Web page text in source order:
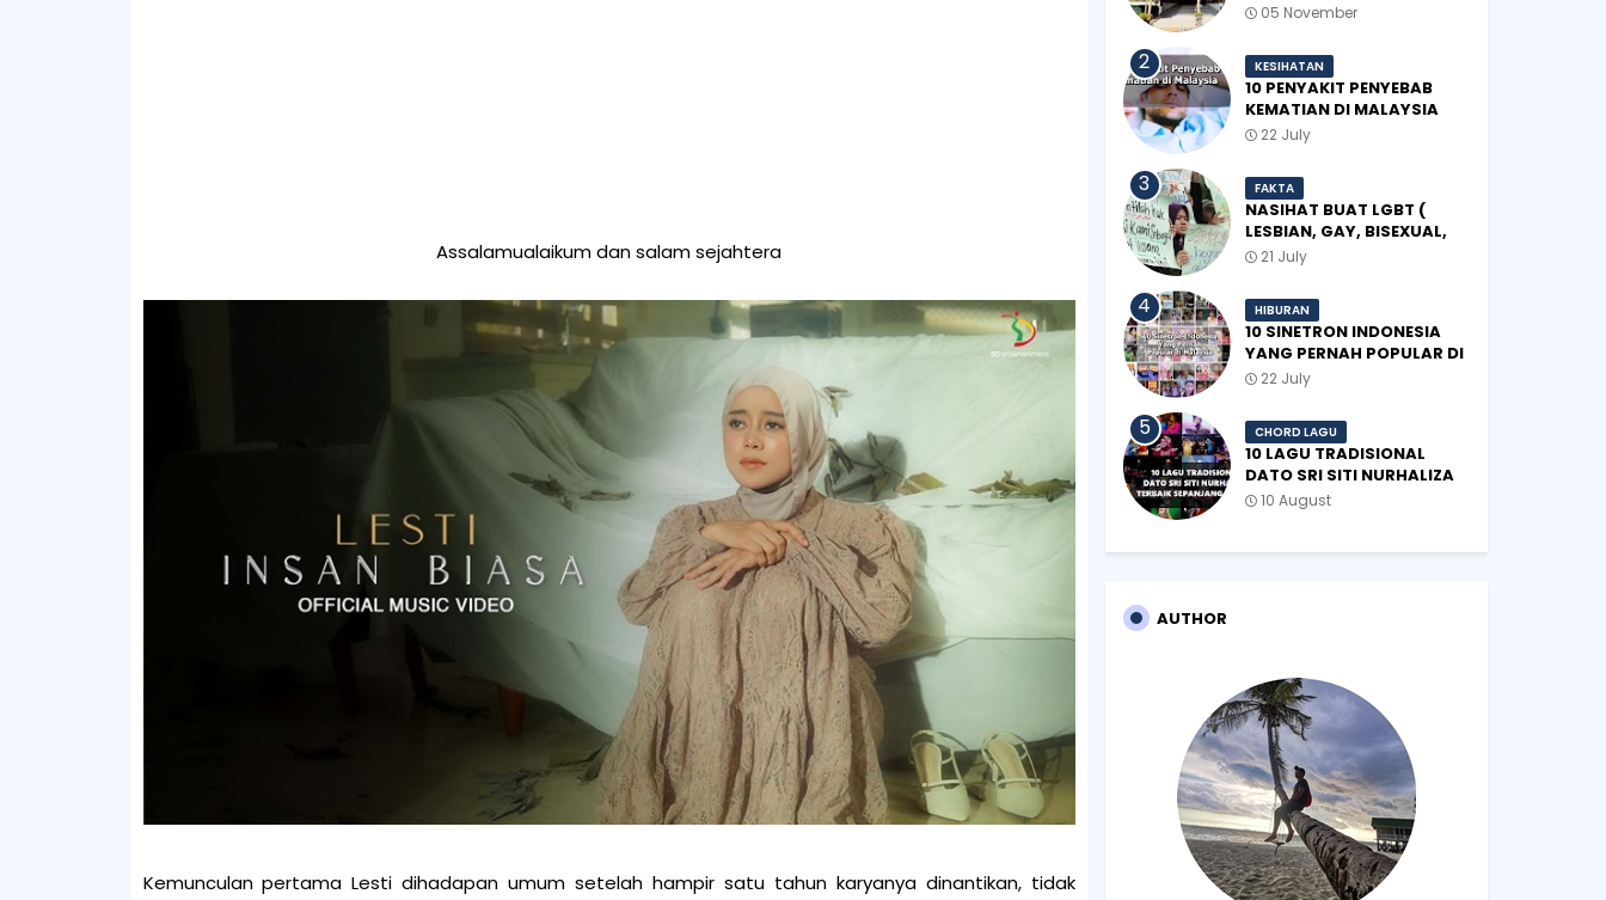
Assalamualaikum dan salam sejahtera
Kemunculan pertama Lesti dihadapan umum setelah hampir satu tahun karyanya dinantikan, tidak
05 November
KESIHATAN
10 PENYAKIT PENYEBAB
KEMATIAN DI MALAYSIA
22 July
FAKTA
NASIHAT BUAT LGBT (
LESBIAN, GAY, BISEXUAL,
TRANSGENDER)
21 July
HIBURAN
10 SINETRON INDONESIA
YANG PERNAH POPULAR DI
MALAYSIA
22 July
CHORD LAGU
10 LAGU TRADISIONAL
DATO SRI SITI NURHALIZA
TERBAIK SEPANJANG
10 August
AUTHOR